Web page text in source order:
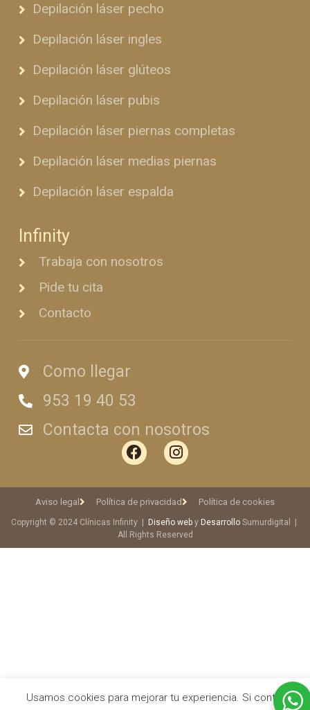
Como llegar
953 19 40 53
Contacta con nosotros
Depilación láser pecho
Depilación láser ingles
Depilación láser glúteos
Depilación láser pubis
Depilación láser piernas completas
Depilación láser medias piernas
Depilación láser espalda
Infinity
Trabaja con nosotros
Pide tu cita
Contacto
Copyright © 2024 Clínicas Infinity | Diseño web y Desarrollo Sumurdigital |
All Rights Reserved
Aviso legal Política de privacidad Política de cookies
Usamos cookies para mejorar tu experiencia. Si continuas